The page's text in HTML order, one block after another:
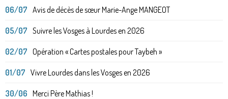
06/07 Avis de décès de sœur Marie-Ange MANGEOT
05/07 Suivre les Vosges à Lourdes en 2026
02/07 Opération « Cartes postales pour Taybeh »
01/07 Vivre Lourdes dans les Vosges en 2026
30/06 Merci Père Mathias !